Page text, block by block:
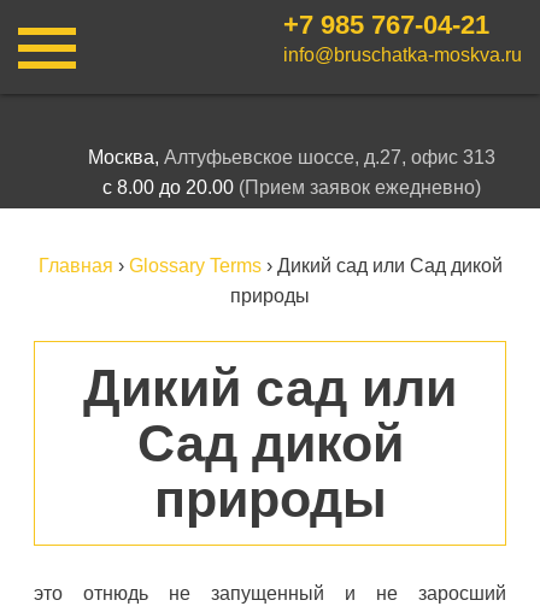
+7 985 767-04-21
info@bruschatka-moskva.ru
Москва, Алтуфьевское шоссе, д.27, офис 313
с 8.00 до 20.00 (Прием заявок ежедневно)
Главная › Glossary Terms› Дикий сад или Сад дикой
природы
Дикий сад или
Сад дикой
природы
это отнюдь не запущенный и не заросший